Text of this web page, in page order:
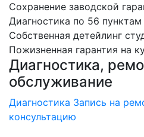
Сохранение заводской
Диагностика по 56
Собственная детейлинг
Пожизненная гарантия на
Диагностика,
обслуживание
Диагностика Запись на
консультацию